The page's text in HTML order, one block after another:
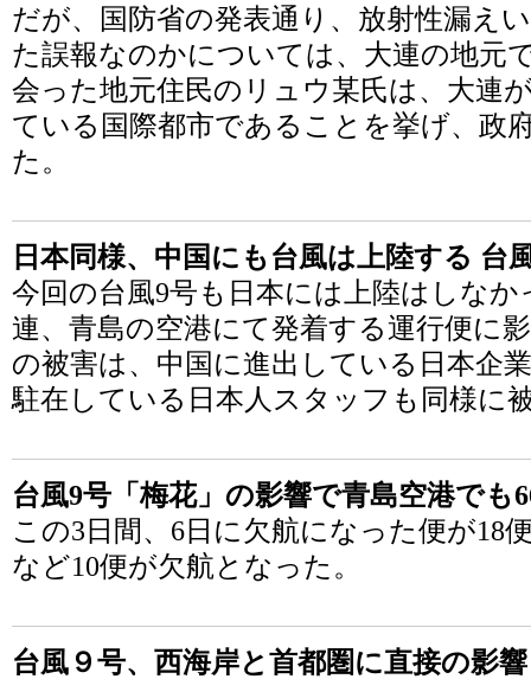
だが、国防省の発表通り、放射性漏え
た誤報なのかについては、大連の地元
会った地元住民のリュウ某氏は、大連
ている国際都市であることを挙げ、政
た。
日本同様、中国にも台風は上陸する 台
今回の台風9号も日本には上陸はしな
連、青島の空港にて発着する運行便に
の被害は、中国に進出している日本企
駐在している日本人スタッフも同様に
台風9号「梅花」の影響で青島空港でも
この3日間、6日に欠航になった便が18
など10便が欠航となった。
台風９号、西海岸と首都圏に直接の影響